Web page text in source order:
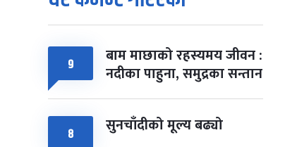
९ बाम माछाको रहस्यमय जीवन :
नदीका पाहुना, समुद्रका सन्तान
८ सुनचाँदीको मूल्य बढ्यो